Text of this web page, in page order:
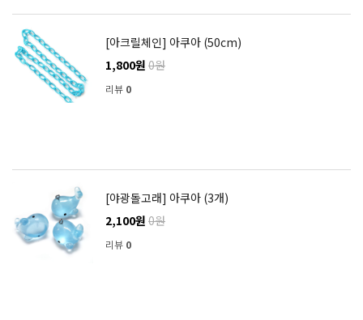
[아크릴체인] 아쿠아 (50cm)
1,800원 0원
리뷰 0
[야광돌고래] 아쿠아 (3개)
2,100원 0원
리뷰 0